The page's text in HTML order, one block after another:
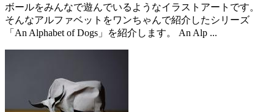
ボールをみんなで遊んでいるようなイラストアートです。
そんなアルファベットをワンちゃんで紹介したシリーズ
「An Alphabet of Dogs」を紹介します。 An Alp ...